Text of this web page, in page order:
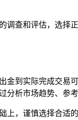
调查和评估，选择
金到实际完成交易
析市场趋势、参
上，谨慎选择合